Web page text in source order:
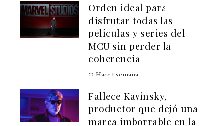
Orden ideal para
disfrutar todas las
películas y series del
MCU sin perder la
coherencia
Hace 1 semana
Fallece Kavinsky,
productor que dejó una
marca imborrable en la